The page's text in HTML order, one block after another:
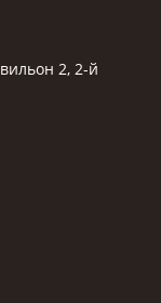
2, 2-й